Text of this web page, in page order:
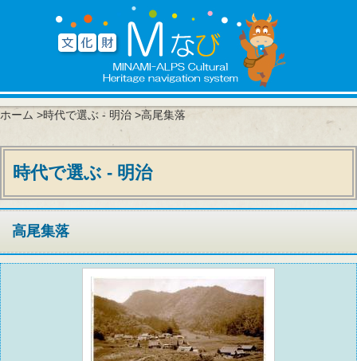
ホーム >時代で選ぶ - 明治 >高尾集落
時代で選ぶ - 明治
高尾集落